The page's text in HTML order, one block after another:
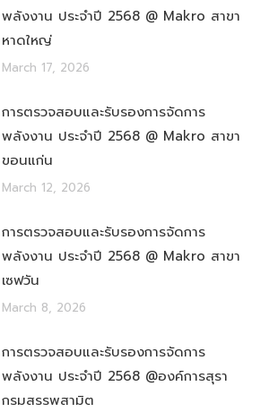
พลังงาน ประจำปี 2568 @ Makro สาขา
หาดใหญ่
March 17, 2026
การตรวจสอบและรับรองการจัดการ
พลังงาน ประจำปี 2568 @ Makro สาขา
ขอนแก่น
March 12, 2026
การตรวจสอบและรับรองการจัดการ
พลังงาน ประจำปี 2568 @ Makro สาขา
เซฟวัน
March 8, 2026
การตรวจสอบและรับรองการจัดการ
พลังงาน ประจำปี 2568 @องค์การสุรา
กรมสรรพสามิต